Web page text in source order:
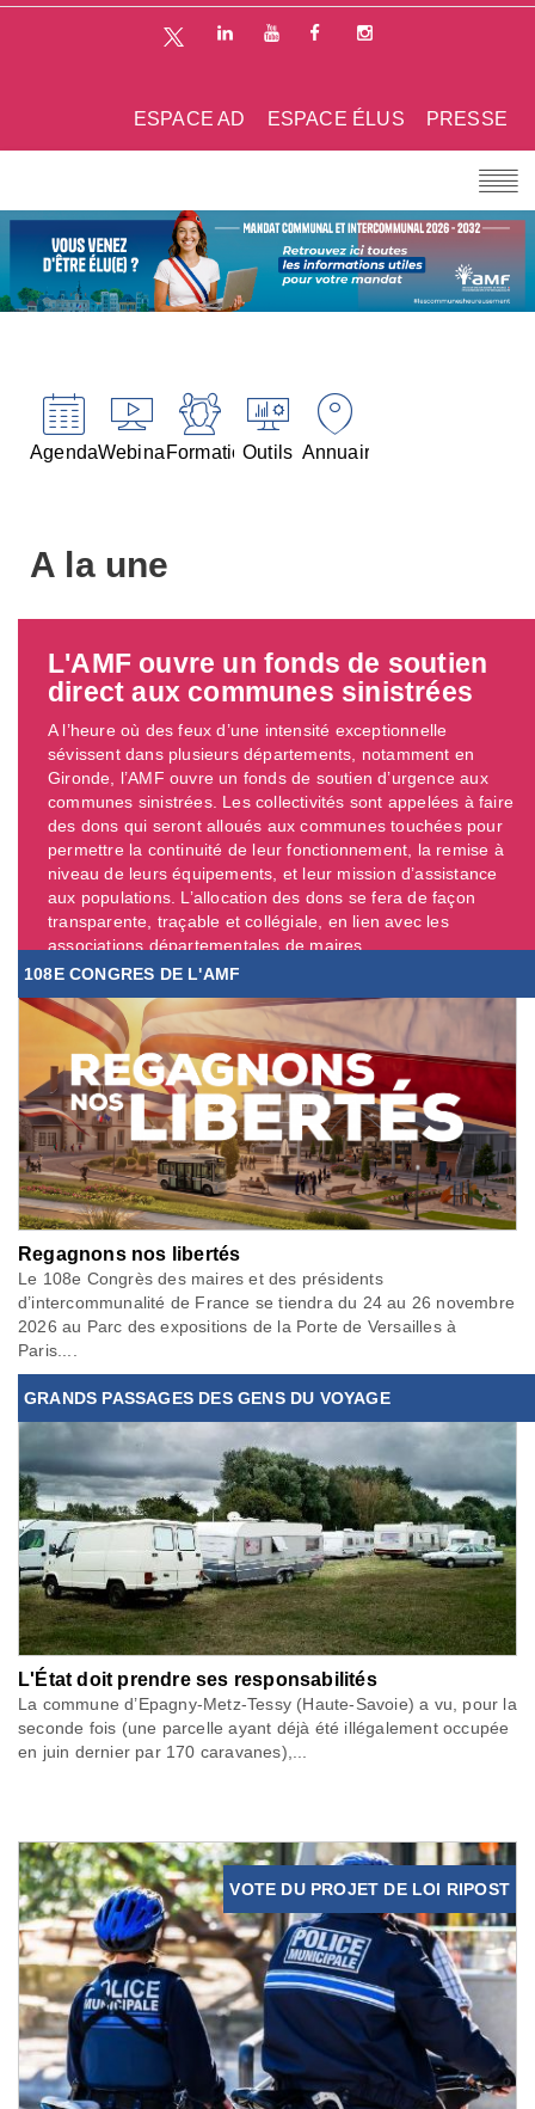
PRESSE
ESPACE ÉLUS
ESPACE AD
AgendaWebinairesFormationsOutils Annuaires
A la une
L'AMF ouvre un fonds de soutien
direct aux communes sinistrées
A l’heure où des feux d’une intensité exceptionnelle
sévissent dans plusieurs départements, notamment en
Gironde, l’AMF ouvre un fonds de soutien d’urgence aux
communes sinistrées. Les collectivités sont appelées à faire
des dons qui seront alloués aux communes touchées pour
permettre la continuité de leur fonctionnement, la remise à
niveau de leurs équipements, et leur mission d’assistance
aux populations. L’allocation des dons se fera de façon
transparente, traçable et collégiale, en lien avec les
associations départementales de maires. ...
108E CONGRES DE L'AMF
Regagnons nos libertés
Le 108e Congrès des maires et des présidents
d’intercommunalité de France se tiendra du 24 au 26 novembre
2026 au Parc des expositions de la Porte de Versailles à
Paris....
GRANDS PASSAGES DES GENS DU VOYAGE
L'État doit prendre ses responsabilités
La commune d’Epagny-Metz-Tessy (Haute-Savoie) a vu, pour la
seconde fois (une parcelle ayant déjà été illégalement occupée
en juin dernier par 170 caravanes),...
VOTE DU PROJET DE LOI RIPOST